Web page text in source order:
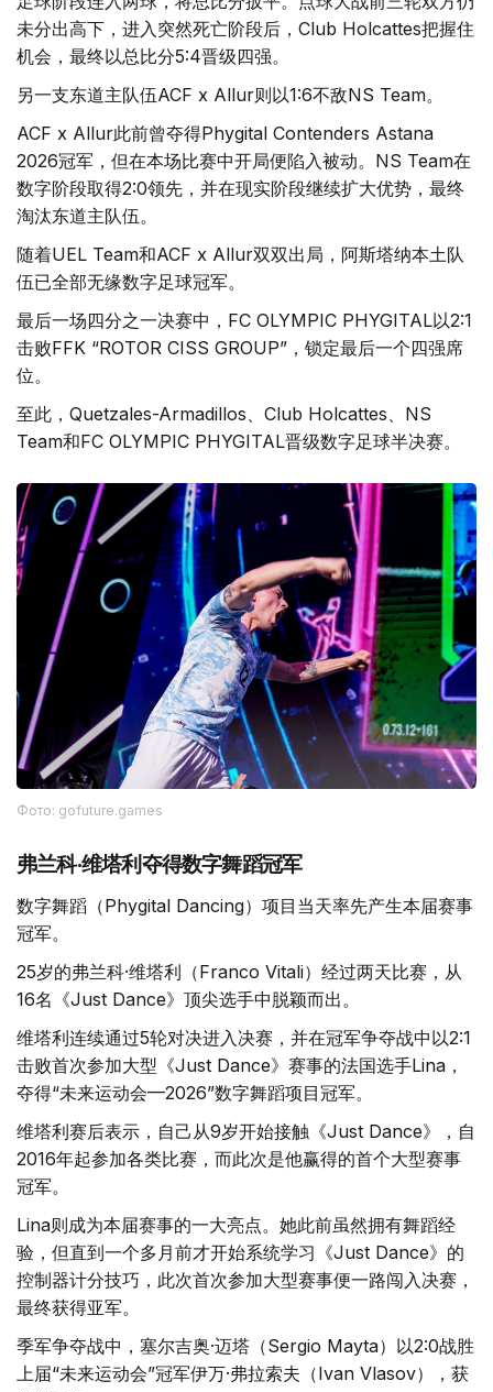
未分出高下，进入突然死亡阶段后，Club Holcattes把握住
机会，最终以总比分5:4晋级四强。
另一支东道主队伍ACF x Allur则以1:6不敌NS Team。
ACF x Allur此前曾夺得Phygital Contenders Astana
2026冠军，但在本场比赛中开局便陷入被动。NS Team在
数字阶段取得2:0领先，并在现实阶段继续扩大优势，最终
淘汰东道主队伍。
随着UEL Team和ACF x Allur双双出局，阿斯塔纳本土队
伍已全部无缘数字足球冠军。
最后一场四分之一决赛中，FC OLYMPIC PHYGITAL以2:1
击败FFK “ROTOR CISS GROUP”，锁定最后一个四强席
位。
至此，Quetzales-Armadillos、Club Holcattes、NS
Team和FC OLYMPIC PHYGITAL晋级数字足球半决赛。
Фото: gofuture.games
弗兰科·维塔利夺得数字舞蹈冠军
数字舞蹈（Phygital Dancing）项目当天率先产生本届赛事
冠军。
25岁的弗兰科·维塔利（Franco Vitali）经过两天比赛，从
16名《Just Dance》顶尖选手中脱颖而出。
维塔利连续通过5轮对决进入决赛，并在冠军争夺战中以2:1
击败首次参加大型《Just Dance》赛事的法国选手Lina，
夺得“未来运动会—2026”数字舞蹈项目冠军。
维塔利赛后表示，自己从9岁开始接触《Just Dance》，自
2016年起参加各类比赛，而此次是他赢得的首个大型赛事
冠军。
Lina则成为本届赛事的一大亮点。她此前虽然拥有舞蹈经
验，但直到一个多月前才开始系统学习《Just Dance》的
控制器计分技巧，此次首次参加大型赛事便一路闯入决赛，
最终获得亚军。
季军争夺战中，塞尔吉奥·迈塔（Sergio Mayta）以2:0战胜
上届“未来运动会”冠军伊万·弗拉索夫（Ivan Vlasov），获